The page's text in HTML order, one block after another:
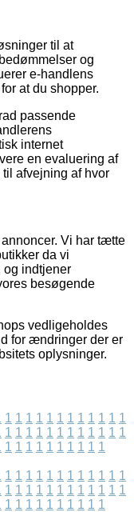
til at
og
e-handlens
at du shopper.
passende
internet
en evaluering af
afvejning af hvor
Vi har tætte
da vi
og indtjener
besøgende
vedligeholdes
for ændringer der er
oplysninger.
1 1 1 1 1 1 1 1 1 1 1 1
1 1 1 1 1 1 1 1 1 1 1 1
1 1 1 1 1 1 1 1 1 1
1 1 1 1 1 1 1 1 1 1 1 1
1 1 1 1 1 1 1 1 1 1 1 1
1 1 1 1 1 1 1 1 1 1